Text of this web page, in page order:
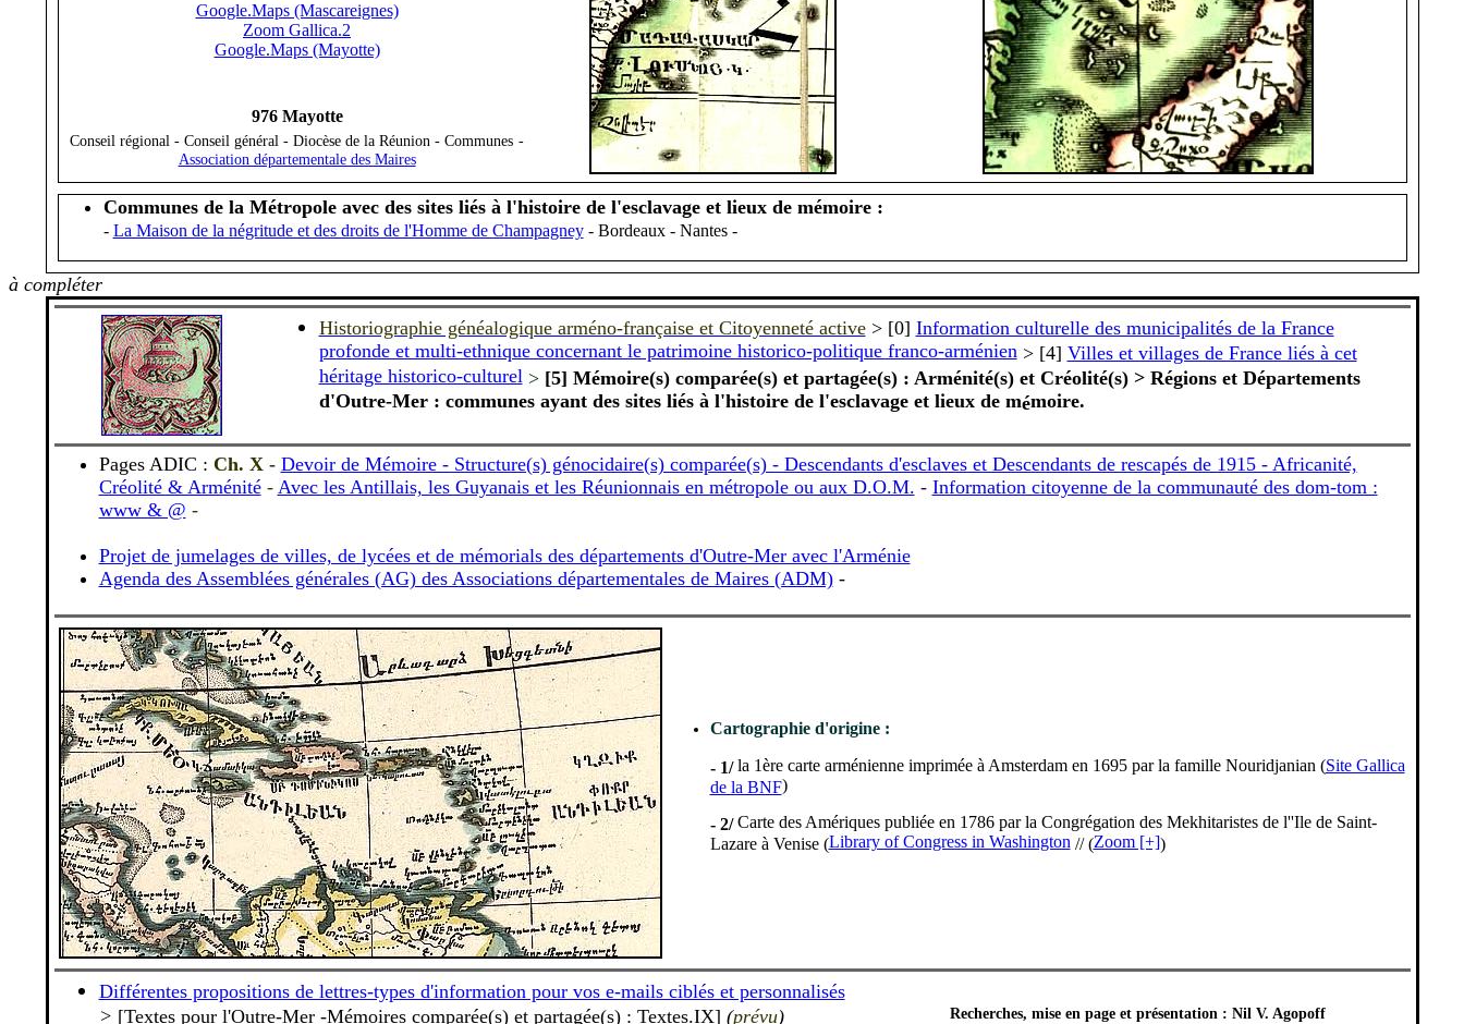
Google.Maps (Mascareignes)
Zoom Gallica.2
Google.Maps (Mayotte)
976 Mayotte
Conseil régional - Conseil général - Diocèse de la Réunion - Communes -
Association départementale des Maires
Communes de la Métropole avec des sites liés à l'histoire de l'esclavage et lieux de mémoire :
- La Maison de la négritude et des droits de l'Homme de Champagney - Bordeaux - Nantes -
à compléter
Historiographie généalogique arméno-française et Citoyenneté active> [0] Information culturelle des municipalités de la France
profonde et multi-ethnique concernant le patrimoine historico-politique franco-arménien> [4] Villes et villages de France liés à cet
héritage historico-culturel >[5] Mémoire(s) comparée(s) et partagée(s) : Arménité(s)et Créolité(s)> Régions et Départements
d'Outre-Mer : communes ayant des sites liés à l'histoire de l'esclavage et lieux de mémoire.
Pages ADIC : Ch. X - Devoir de Mémoire - Structure(s) génocidaire(s) comparée(s) - Descendants d'esclaves et Descendants de rescapés de 1915 - Africanité,
Créolité & Arménité- Avec les Antillais, les Guyanais et les Réunionnais en métropole ou aux D.O.M. - Information citoyenne de la communauté des dom-tom :
www & @ -
Projet de jumelages de villes, de lycées et de mémorials des départements d'Outre-Mer avec l'Arménie
Agenda des Assemblées générales (AG) des Associations départementales de Maires (ADM)-
Cartographie d'origine :
- 1/ la 1ère carte arménienne imprimée à Amsterdam en 1695 par la famille Nouridjanian (Site Gallica
de la BNF)
- 2/ Carte des Amériques publiée en 1786 par la Congrégation des Mekhitaristes de l''Ile de Saint-
Lazare à Venise (Library of Congress in Washington// (Zoom [+])
Différentes propositions de lettres-types d'information pour vos e-mails ciblés et personnalisés
> [Textes pour l'Outre-Mer -Mémoires comparée(s) et partagée(s) : Textes.IX] (prévu) Recherches, mise en page et présentation : Nil V. Agopoff